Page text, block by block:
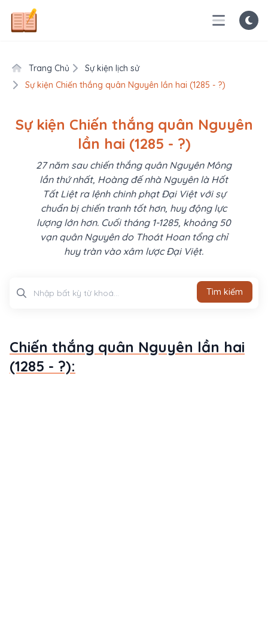
Trang Chủ
Sự kiện lịch sử
Sự kiện Chiến thắng quân Nguyên lần hai (1285 - ?)
Sự kiện Chiến thắng quân Nguyên
lần hai (1285 - ?)
27 năm sau chiến thắng quân Nguyên Mông
lần thứ nhất, Hoàng đế nhà Nguyên là Hốt
Tất Liệt ra lệnh chinh phạt Đại Việt với sự
chuẩn bị chiến tranh tốt hơn, huy động lực
lượng lớn hơn. Cuối tháng 1-1285, khoảng 50
vạn quân Nguyên do Thoát Hoan tổng chỉ
huy tràn vào xâm lược Đại Việt.
Tìm kiếm
Chiến thắng quân Nguyên lần hai
(1285 - ?):